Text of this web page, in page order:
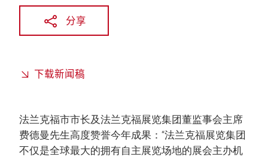
分享
下载新闻稿
法兰克福市市长及法兰克福展览集团董监事会主席
费德曼先生高度赞誉今年成果：“法兰克福展览集团
不仅是全球最大的拥有自主展览场地的展会主办机